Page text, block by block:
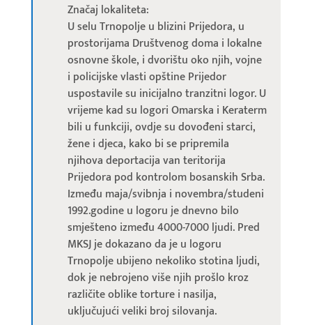
Značaj lokaliteta:
U selu Trnopolje u blizini Prijedora, u
prostorijama Društvenog doma i lokalne
osnovne škole, i dvorištu oko njih, vojne
i policijske vlasti opštine Prijedor
uspostavile su inicijalno tranzitni logor. U
vrijeme kad su logori Omarska i Keraterm
bili u funkciji, ovdje su dovođeni starci,
žene i djeca, kako bi se pripremila
njihova deportacija van teritorija
Prijedora pod kontrolom bosanskih Srba.
Između maja/svibnja i novembra/studeni
1992.godine u logoru je dnevno bilo
smješteno između 4000-7000 ljudi. Pred
MKSJ je dokazano da je u logoru
Trnopolje ubijeno nekoliko stotina ljudi,
dok je nebrojeno više njih prošlo kroz
različite oblike torture i nasilja,
uključujući veliki broj silovanja.